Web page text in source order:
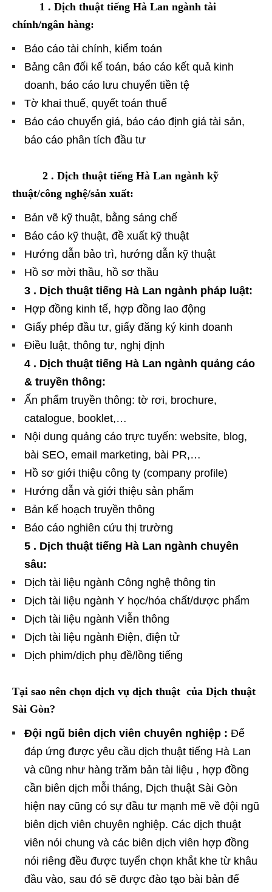
1 . Dịch thuật tiếng Hà Lan ngành tài
chính/ngân hàng:
Báo cáo tài chính, kiểm toán
Bảng cân đối kế toán, báo cáo kết quả kinh
doanh, báo cáo lưu chuyển tiền tệ
Tờ khai thuế, quyết toán thuế
Báo cáo chuyển giá, báo cáo định giá tài sản,
báo cáo phân tích đầu tư
2 . Dịch thuật tiếng Hà Lan ngành kỹ
thuật/công nghệ/sản xuất:
Bản vẽ kỹ thuật, bằng sáng chế
Báo cáo kỹ thuật, đề xuất kỹ thuật
Hướng dẫn bảo trì, hướng dẫn kỹ thuật
Hồ sơ mời thầu, hồ sơ thầu
3 . Dịch thuật tiếng Hà Lan ngành pháp luật:
Hợp đồng kinh tế, hợp đồng lao động
Giấy phép đầu tư, giấy đăng ký kinh doanh
Điều luật, thông tư, nghị định
4 . Dịch thuật tiếng Hà Lan ngành quảng cáo
& truyền thông:
Ấn phẩm truyền thông: tờ rơi, brochure,
catalogue, booklet,…
Nội dung quảng cáo trực tuyến: website, blog,
bài SEO, email marketing, bài PR,…
Hồ sơ giới thiệu công ty (company profile)
Hướng dẫn và giới thiệu sản phẩm
Bản kế hoạch truyền thông
Báo cáo nghiên cứu thị trường
5 . Dịch thuật tiếng Hà Lan ngành chuyên
sâu:
Dịch tài liệu ngành Công nghệ thông tin
Dịch tài liệu ngành Y học/hóa chất/dược phẩm
Dịch tài liệu ngành Viễn thông
Dịch tài liệu ngành Điện, điện tử
Dịch phim/dịch phụ đề/lồng tiếng
Tại sao nên chọn dịch vụ dịch thuật của Dịch thuật
Sài Gòn?
Đội ngũ biên dịch viên chuyên nghiệp : Để
đáp ứng được yêu cầu dịch thuật tiếng Hà Lan
và cũng như hàng trăm bản tài liệu , hợp đồng
cần biên dịch mỗi tháng, Dịch thuật Sài Gòn
hiện nay cũng có sự đầu tư mạnh mẽ về đội ngũ
biên dịch viên chuyên nghiệp. Các dịch thuật
viên nói chung và các biên dịch viên hợp đồng
nói riêng đều được tuyển chọn khắt khe từ khâu
đầu vào, sau đó sẽ được đào tạo bài bản để